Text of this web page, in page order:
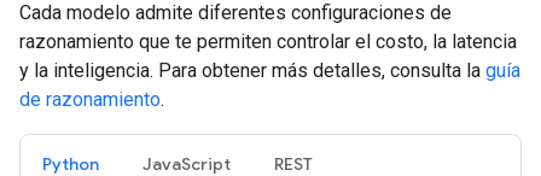
Cada modelo admite diferentes configuraciones de
razonamiento que te permiten controlar el costo, la latencia
y la inteligencia. Para obtener más detalles, consulta la guía
de razonamiento.
Python JavaScript REST